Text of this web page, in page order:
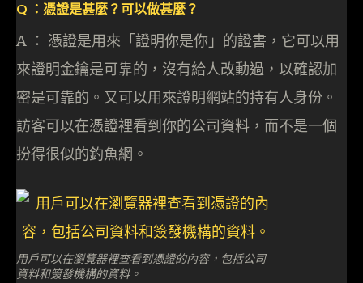
Q ：憑證是甚麼？可以做甚麼？
A ： 憑證是用來「證明你是你」的證書，它可以用
來證明金鑰是可靠的，沒有給人改動過，以確認加
密是可靠的。又可以用來證明網站的持有人身份。
訪客可以在憑證裡看到你的公司資料，而不是一個
扮得很似的釣魚網。
用戶可以在瀏覽器裡查看到憑證的內容，包括公司
資料和簽發機構的資料。